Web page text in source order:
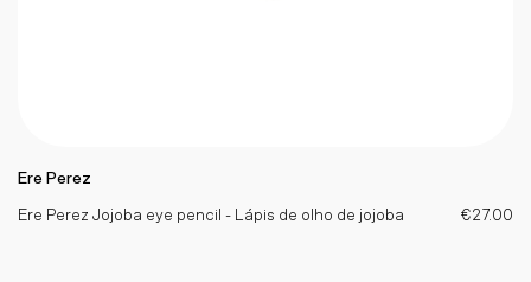
Ere Perez
Ere Perez Jojoba eye pencil - Lápis de olho de jojoba €27.00